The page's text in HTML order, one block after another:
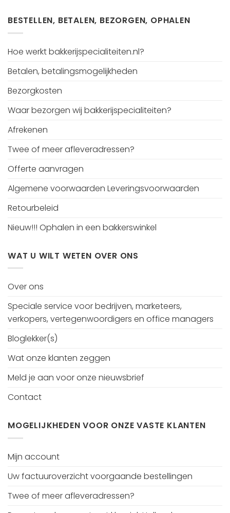
BESTELLEN, BETALEN, BEZORGEN, OPHALEN
Hoe werkt bakkerijspecialiteiten.nl?
Betalen, betalingsmogelijkheden
Bezorgkosten
Waar bezorgen wij bakkerijspecialiteiten?
Afrekenen
Twee of meer afleveradressen?
Offerte aanvragen
Algemene voorwaarden Leveringsvoorwaarden
Retourbeleid
Nieuw!!! Ophalen in een bakkerswinkel
WAT U WILT WETEN OVER ONS
Over ons
Speciale service voor bedrijven, marketeers,
verkopers, vertegenwoordigers en office managers
Bloglekker(s)
Wat onze klanten zeggen
Meld je aan voor onze nieuwsbrief
Contact
MOGELIJKHEDEN VOOR ONZE VASTE KLANTEN
Mijn account
Uw factuuroverzicht voorgaande bestellingen
Twee of meer afleveradressen?